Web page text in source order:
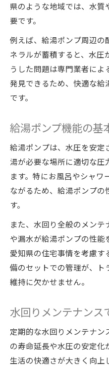
ロへ
生活に役立つ給湯ポ
水回りメンテナ
本
給湯循環ポンプ
水回りメンテナ
水回りメンテナ
水圧改善には水回り
水回りメンテナ
給湯ポンプ機能
家庭でできる水
策
愛知県で注目の給湯
選び方
家庭向け給湯ポ
即湯ユニットや
テナンスで安心
県のような地域では、水
要です。
例えば、給湯ポンプ周辺の
ネラルが蓄積すると、水圧
うした問題は専門業者に
発見できるため、快適な
です。
給湯ポンプ機能の基
給湯ポンプは、水圧を安定
湯が必要な場所に適切な圧
ます。特にお風呂やシャワ
ながるため、給湯ポンプの
す。
また、水回り全般のメン
や漏水が給湯ポンプの性能
愛知県の住宅事情を考慮す
備のセットでの管理が、
維持に欠かせません。
水回りメンテナンス
定期的な水回りメンテナ
の寿命延長や水圧の安定化
生活の快適さが大きく向上